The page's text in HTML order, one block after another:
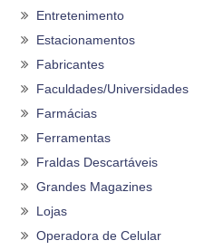
Entretenimento
Estacionamentos
Fabricantes
Faculdades/Universidades
Farmácias
Ferramentas
Fraldas Descartáveis
Grandes Magazines
Lojas
Operadora de Celular